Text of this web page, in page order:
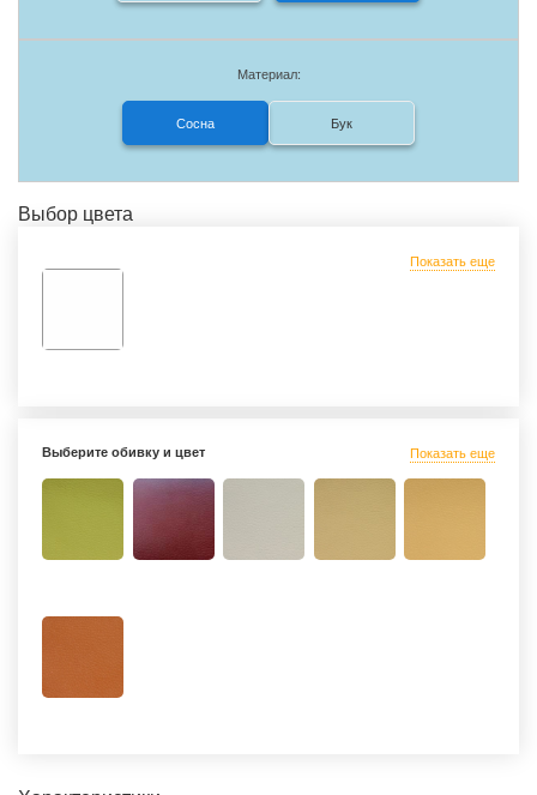
Материал:
Сосна Бук
Выбор цвета
Показать еще
Выберите обивку и цвет Показать еще